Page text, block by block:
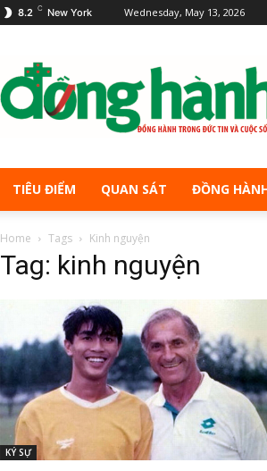
8.2 C New York Wednesday, May 13, 2026
TIÊU ĐIỂM QUAN SÁT ĐỒNG
Home Tags Kinh nguyện
Tag: kinh nguyện
KÝ SỰ